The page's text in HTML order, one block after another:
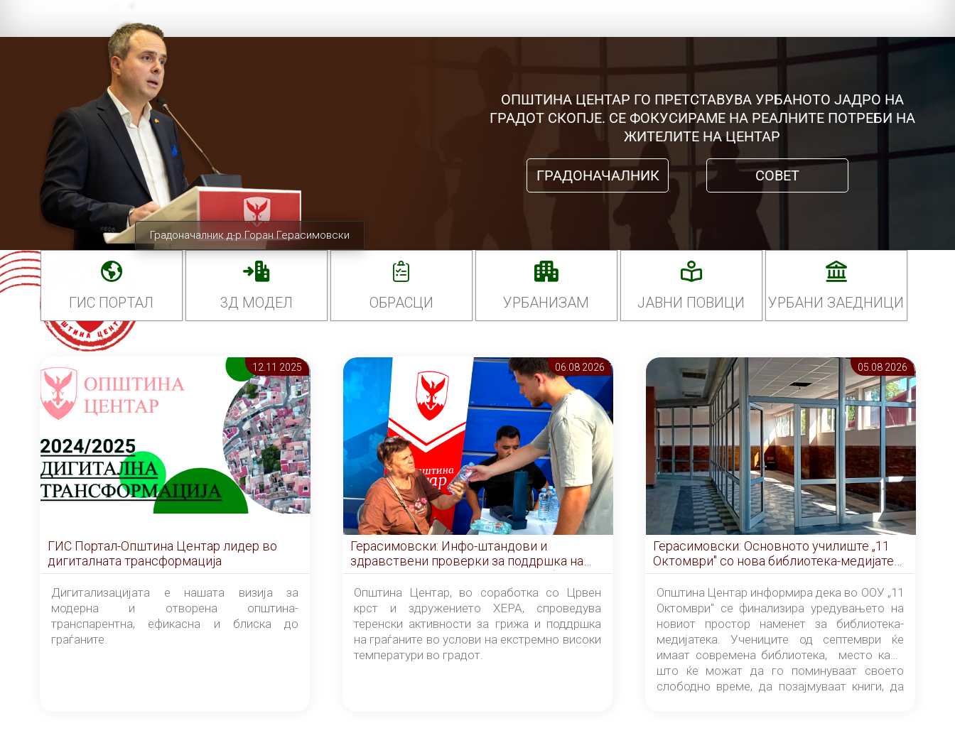
Градоначалник д-р Горан Герасимовски
ОПШТИНА ЦЕНТАР ГО ПРЕТСТАВУВА УРБАНОТО ЈАДРО НА
ГРАДОТ СКОПЈЕ. СЕ ФОКУСИРАМЕ НА РЕАЛНИТЕ ПОТРЕБИ НА
ЖИТЕЛИТЕ НА ЦЕНТАР
ГРАДОНАЧАЛНИК СОВЕТ
ГИС ПОРТАЛ 3Д МОДЕЛ ОБРАСЦИ УРБАНИЗАМ ЈАВНИ ПОВИЦИ УРБАНИ ЗАЕДНИЦИ
12.11 2025
ГИС Портал-Општина Центар лидер во
дигиталната трансформација
Дигитализацијата е нашата визија за
модерна и отворена општина-
транспарентна, ефикасна и блиска до
граѓаните.
06.08 2026
Герасимовски: Инфо-штандови и
здравствени проверки за поддршка на
граѓаните во услови на топлотен бран
Општина Центар, во соработка со Црвен
крст и здружението ХЕРА, спроведува
теренски активности за грижа и поддршка
на граѓаните во услови на екстремно високи
температури во градот.
05.08 2026
Герасимовски: Основното училиште „11
Октомври" со нова библиотека-медијатека
од септември
Општина Центар информира дека во ООУ „11
Октомври" се финализира уредувањето на
новиот простор наменет за библиотека-
медијатека. Учениците од септември ќе
имаат современа библиотека, место каде
што ќе можат да го поминуваат своето
слободно време, да позајмуваат книги, да